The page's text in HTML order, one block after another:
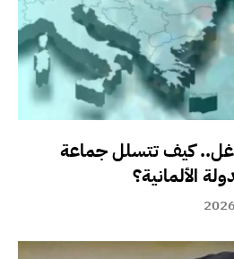
كيف تتسلل جماعة
الألمانية؟